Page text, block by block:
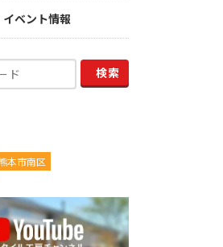
ベント情報
本市南区